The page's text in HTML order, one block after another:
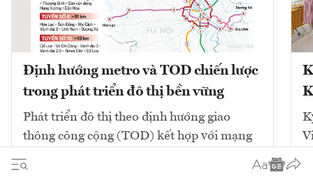
Định hướng metro và TOD chiến lược
trong phát triển đô thị bền vững
Phát triển đô thị theo định hướng giao
thông công cộng (TOD) kết hợp với mạng
cốt lõi để giải quyết ùn tắc và tái cấu trúc